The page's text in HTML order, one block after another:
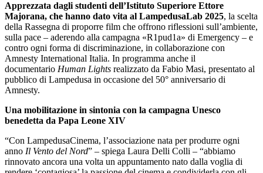
Apprezzata dagli studenti dell’Istituto Superiore Ettore
Majorana, che hanno dato vita al LampedusaLab 2025, la scelta
della Rassegna di proporre film che offrono riflessioni sull’ambiente,
sulla pace – aderendo alla campagna «R1pud1a» di Emergency – e
contro ogni forma di discriminazione, in collaborazione con
Amnesty International Italia. In programma anche il
documentario Human Lights realizzato da Fabio Masi, presentato al
pubblico di Lampedusa in occasione del 50° anniversario di
Amnesty.
Una mobilitazione in sintonia con la campagna Unesco
benedetta da Papa Leone XIV
“Con LampedusaCinema, l’associazione nata per produrre ogni
anno Il Vento del Nord” – spiega Laura Delli Colli – “abbiamo
rinnovato ancora una volta un appuntamento nato dalla voglia di